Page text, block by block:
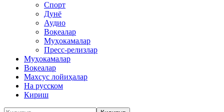
Спорт
Дунё
Аудио
Воқеалар
Муҳокамалар
Пресс-релизлар
Муҳокамалар
Воқеалар
Махсус лойиҳалар
На русском
Кириш